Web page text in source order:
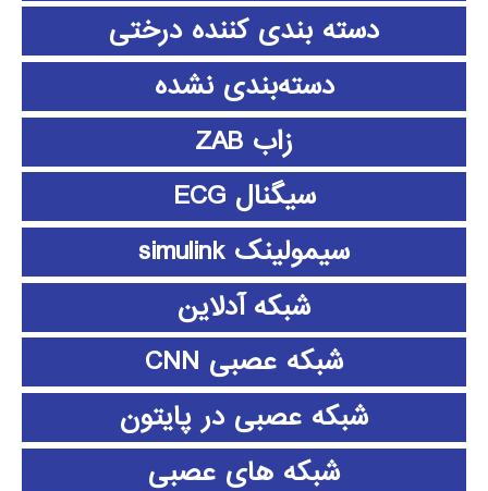
دسته بندی کننده درختی
دسته‌بندی نشده
زاب ZAB
سیگنال ECG
سیمولینک simulink
شبکه آدلاین
شبکه عصبی CNN
شبکه عصبی در پایتون
شبکه های عصبی